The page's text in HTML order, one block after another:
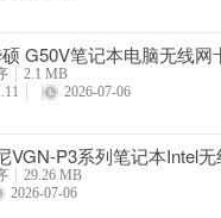
G50V笔记本电脑无线网
2.1 MB
2026-07-06
VGN-P3系列笔记本Intel
29.26 MB
2026-07-06